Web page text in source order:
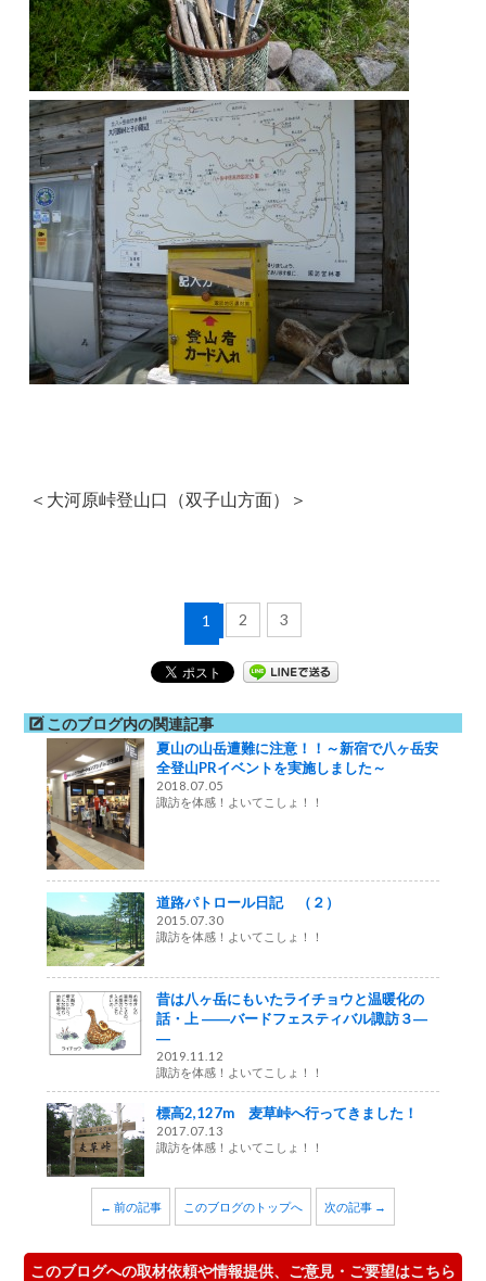
＜大河原峠登山口（双子山方面）＞
1 2 3
このブログ内の関連記事
夏山の山岳遭難に注意！！～新宿で八ヶ岳安
全登山PRイベントを実施しました～
2018.07.05
諏訪を体感！よいてこしょ！！
道路パトロール日記 （２）
2015.07.30
諏訪を体感！よいてこしょ！！
昔は八ヶ岳にもいたライチョウと温暖化の
話・上 ――バードフェスティバル諏訪３―
―
2019.11.12
諏訪を体感！よいてこしょ！！
標高2,127m 麦草峠へ行ってきました！
2017.07.13
諏訪を体感！よいてこしょ！！
← 前の記事 このブログのトップへ 次の記事 →
このブログへの取材依頼や情報提供、ご意見・ご要望はこちら